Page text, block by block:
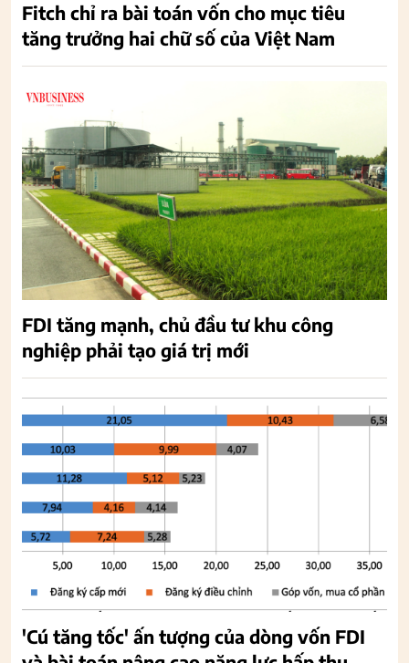
Fitch chỉ ra bài toán vốn cho mục tiêu
tăng trưởng hai chữ số của Việt Nam
FDI tăng mạnh, chủ đầu tư khu công
nghiệp phải tạo giá trị mới
'Cú tăng tốc' ấn tượng của dòng vốn FDI